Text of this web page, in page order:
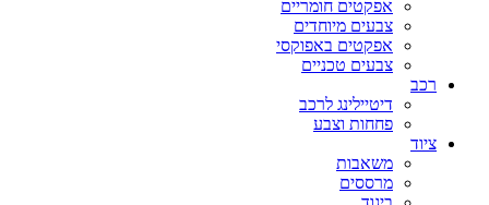
אפקטים חומריים
צבעים מיוחדים
אפקטים באפוקסי
צבעים טכניים
רכב
דיטיילינג לרכב
פחחות וצבע
ציוד
משאבות
מרססים